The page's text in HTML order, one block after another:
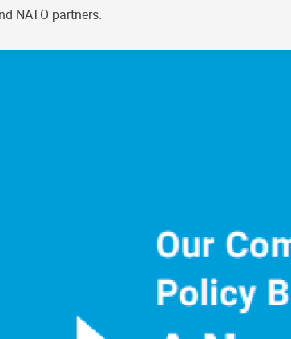
NATO partners.